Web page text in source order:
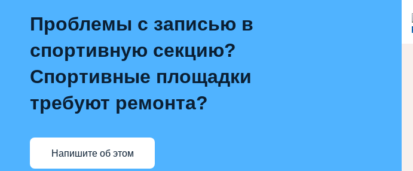
Проблемы с записью в
спортивную секцию?
Спортивные площадки
требуют ремонта?
Напишите об этом